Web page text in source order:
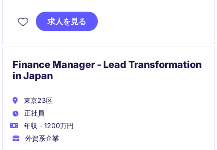
求人を見る
Finance Manager - Lead Transformation
in Japan
東京23区
正社員
年収 - 1200万円
外資系企業